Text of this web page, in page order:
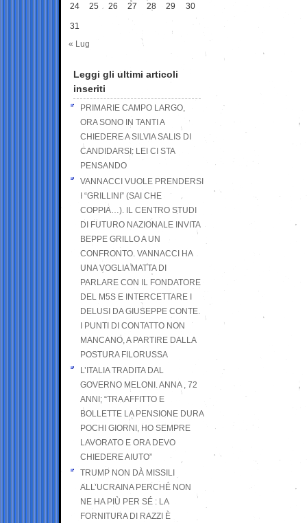
24 25 26 27 28 29 30
31
« Lug
Leggi gli ultimi articoli
inseriti
PRIMARIE CAMPO LARGO,
ORA SONO IN TANTI A
CHIEDERE A SILVIA SALIS DI
CANDIDARSI: LEI CI STA
PENSANDO
VANNACCI VUOLE PRENDERSI
I “GRILLINI” (SAI CHE
COPPIA…). IL CENTRO STUDI
DI FUTURO NAZIONALE INVITA
BEPPE GRILLO A UN
CONFRONTO. VANNACCI HA
UNA VOGLIA MATTA DI
PARLARE CON IL FONDATORE
DEL M5S E INTERCETTARE I
DELUSI DA GIUSEPPE CONTE.
I PUNTI DI CONTATTO NON
MANCANO, A PARTIRE DALLA
POSTURA FILORUSSA
L’ITALIA TRADITA DAL
GOVERNO MELONI. ANNA , 72
ANNI; “TRA AFFITTO E
BOLLETTE LA PENSIONE DURA
POCHI GIORNI, HO SEMPRE
LAVORATO E ORA DEVO
CHIEDERE AIUTO”
TRUMP NON DÀ MISSILI
ALL’UCRAINA PERCHÉ NON
NE HA PIÙ PER SÉ : LA
FORNITURA DI RAZZI È